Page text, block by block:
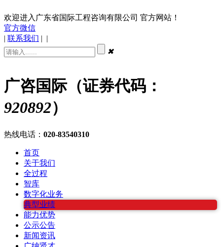
欢迎进入广东省国际工程咨询有限公司 官方网站！
官方微信
| 联系我们 | |
✖
广咨国际（证券代码：
920892）
热线电话： 020-83540310
首页
关于我们
全过程
智库
数字化业务
典型业绩
能力优势
公示公告
新闻资讯